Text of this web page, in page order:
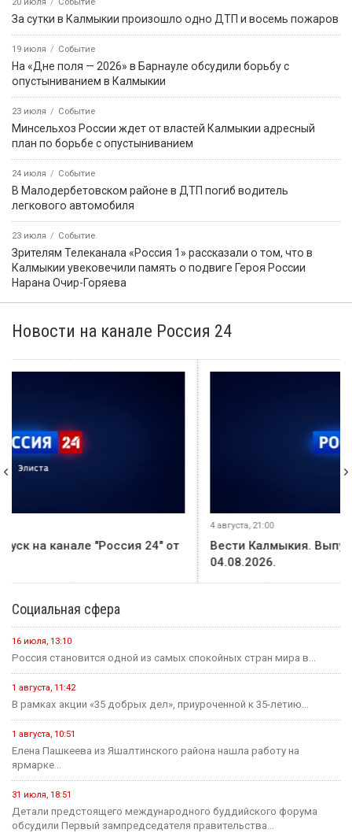
20 июля Событие
За сутки в Калмыкии произошло одно ДТП и восемь пожаров
19 июля Событие
На «Дне поля — 2026» в Барнауле обсудили борьбу с
опустыниванием в Калмыкии
23 июля Событие
Минсельхоз России ждет от властей Калмыкии адресный
план по борьбе с опустыниванием
24 июля Событие
В Малодербетовском районе в ДТП погиб водитель
легкового автомобиля
23 июля Событие
Зрителям Телеканала «Россия 1» рассказали о том, что в
Калмыкии увековечили память о подвиге Героя России
Нарана Очир-Горяева
Новости на канале Россия 24
Вести Калмыкия. Выпуск на канале "Россия 24" от
Социальная сфера
16 июля, 13:10
Россия становится одной из самых спокойных стран мира в...
1 августа, 11:42
В рамках акции «35 добрых дел», приуроченной к 35-летию...
1 августа, 10:51
Елена Пашкеева из Яшалтинского района нашла работу на
ярмарке...
31 июля, 18:51
Детали предстоящего международного буддийского форума
обсудили Первый зампредседателя правительства...